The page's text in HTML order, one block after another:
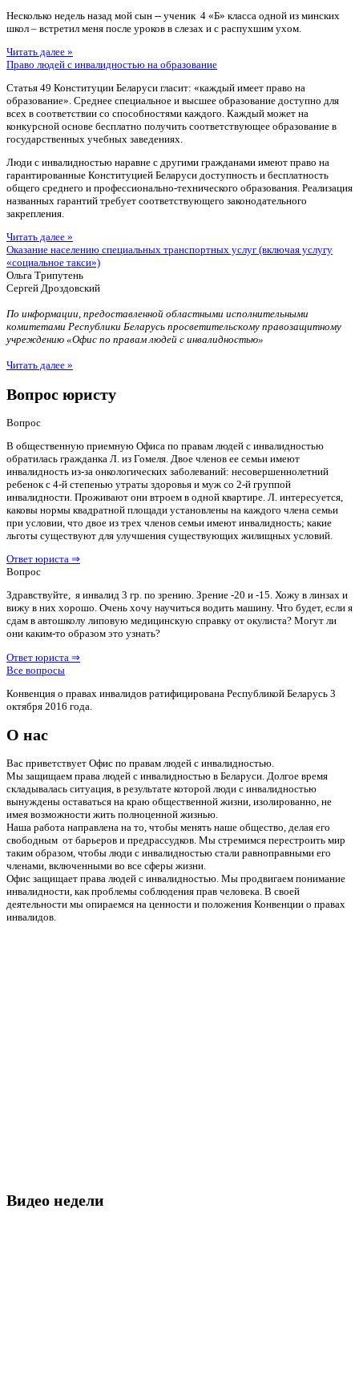
Несколько недель назад мой сын -- ученик 4 «Б» класса одной из минских
школ – встретил меня после уроков в слезах и с распухшим ухом.
Читать далее »
Право людей с инвалидностью на образование
Статья 49 Конституции Беларуси гласит: «каждый имеет право на
образование». Среднее специальное и высшее образование доступно для
всех в соответствии со способностями каждого. Каждый может на
конкурсной основе бесплатно получить соответствующее образование в
государственных учебных заведениях.
Люди с инвалидностью наравне с другими гражданами имеют право на
гарантированные Конституцией Беларуси доступность и бесплатность
общего среднего и профессионально-технического образования. Реализация
названных гарантий требует соответствующего законодательного
закрепления.
Читать далее »
Оказание населению специальных транспортных услуг (включая услугу
«социальное такси»)
Ольга Трипутень
Сергей Дроздовский
По информации, предоставленной областными исполнительными
комитетами Республики Беларусь просветительскому правозащитному
учреждению «Офис по правам людей с инвалидностью»
Читать далее »
Вопрос юристу
Вопрос
В общественную приемную Офиса по правам людей с инвалидностью
обратилась гражданка Л. из Гомеля. Двое членов ее семьи имеют
инвалидность из-за онкологических заболеваний: несовершеннолетний
ребенок с 4-й степенью утраты здоровья и муж со 2-й группой
инвалидности. Проживают они втроем в одной квартире. Л. интересуется,
каковы нормы квадратной площади установлены на каждого члена семьи
при условии, что двое из трех членов семьи имеют инвалидность; какие
льготы существуют для улучшения существующих жилищных условий.
Ответ юриста ⇒
Вопрос
Здравствуйте, я инвалид 3 гр. по зрению. Зрение -20 и -15. Хожу в линзах и
вижу в них хорошо. Очень хочу научиться водить машину. Что будет, если я
сдам в автошколу липовую медицинскую справку от окулиста? Могут ли
они каким-то образом это узнать?
Ответ юриста ⇒
Все вопросы
Конвенция о правах инвалидов ратифицирована Республикой Беларусь 3
октября 2016 года.
О нас
Вас приветствует Офис по правам людей с инвалидностью.
Мы защищаем права людей с инвалидностью в Беларуси. Долгое время
складывалась ситуация, в результате которой люди с инвалидностью
вынуждены оставаться на краю общественной жизни, изолированно, не
имея возможности жить полноценной жизнью.
Наша работа направлена на то, чтобы менять наше общество, делая его
свободным от барьеров и предрассудков. Мы стремимся перестроить мир
таким образом, чтобы люди с инвалидностью стали равноправными его
членами, включенными во все сферы жизни.
Офис защищает права людей с инвалидностью. Мы продвигаем понимание
инвалидности, как проблемы соблюдения прав человека. В своей
деятельности мы опираемся на ценности и положения Конвенции о правах
инвалидов.
Видео недели